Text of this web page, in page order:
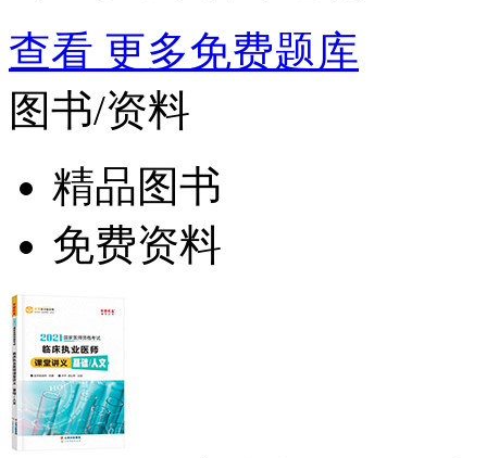
查看 更多免费题库
图书/资料
精品图书
免费资料